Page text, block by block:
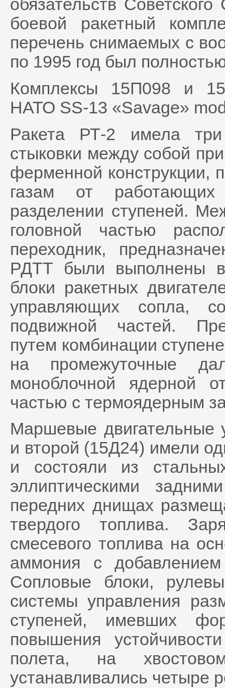
обязательств
боевой ракетный
перечень снимаемых с
по 1995 год был
Комплексы 15П098 и
НАТО SS-13 «Savage»
Ракета РТ-2 имела
стыковки между собой
ферменной конструкции,
газам от работающих
разделении ступеней.
головной частью
переходник,
РДТТ были выполнены
блоки ракетных
управляющих сопла,
подвижной частей.
путем комбинации
на промежуточные
моноблочной ядерной
частью с термоядерным
Маршевые двигательные
и второй (15Д24) имели
и состояли из
эллиптическими
передних днищах
твердого топлива.
смесевого топлива на
аммония с
Сопловые блоки,
системы управления
ступеней, имевших
повышения
полета, на
устанавливались четыре